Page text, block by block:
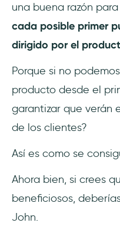
una buena razón
cada posible primer
dirigido por el
Porque si no
producto desde el
garantizar que verán
de los clientes?
Así es como se
Ahora bien, si crees
beneficiosos,
John.